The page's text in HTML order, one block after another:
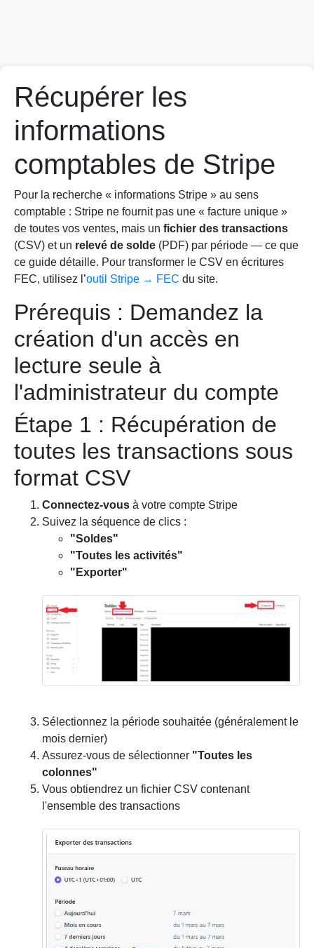
Récupérer les
informations
comptables de Stripe
Pour la recherche « informations Stripe » au sens
comptable : Stripe ne fournit pas une « facture unique »
de toutes vos ventes, mais un fichier des transactions
(CSV) et un relevé de solde (PDF) par période — ce que
ce guide détaille. Pour transformer le CSV en écritures
FEC, utilisez l’outil Stripe → FEC du site.
Prérequis : Demandez la
création d'un accès en
lecture seule à
l'administrateur du compte
Étape 1 : Récupération de
toutes les transactions sous
format CSV
Connectez-vous à votre compte Stripe
Suivez la séquence de clics :
"Soldes"
"Toutes les activités"
"Exporter"
Sélectionnez la période souhaitée (généralement le
mois dernier)
Assurez-vous de sélectionner "Toutes les
colonnes"
Vous obtiendrez un fichier CSV contenant
l'ensemble des transactions